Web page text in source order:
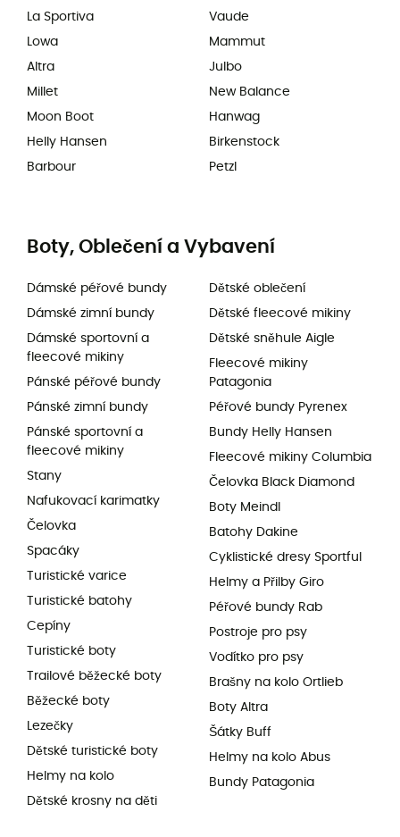
La Sportiva
Lowa
Altra
Millet
Moon Boot
Helly Hansen
Barbour
Vaude
Mammut
Julbo
New Balance
Hanwag
Birkenstock
Petzl
Boty, Oblečení a Vybavení
Dámské péřové bundy
Dámské zimní bundy
Dámské sportovní a
fleecové mikiny
Pánské péřové bundy
Pánské zimní bundy
Pánské sportovní a
fleecové mikiny
Stany
Nafukovací karimatky
Čelovka
Spacáky
Turistické varice
Turistické batohy
Cepíny
Turistické boty
Trailové běžecké boty
Běžecké boty
Lezečky
Dětské turistické boty
Helmy na kolo
Dětské krosny na děti
Dětské oblečení
Dětské fleecové mikiny
Dětské sněhule Aigle
Fleecové mikiny
Patagonia
Péřové bundy Pyrenex
Bundy Helly Hansen
Fleecové mikiny Columbia
Čelovka Black Diamond
Boty Meindl
Batohy Dakine
Cyklistické dresy Sportful
Helmy a Přilby Giro
Péřové bundy Rab
Postroje pro psy
Vodítko pro psy
Brašny na kolo Ortlieb
Boty Altra
Šátky Buff
Helmy na kolo Abus
Bundy Patagonia